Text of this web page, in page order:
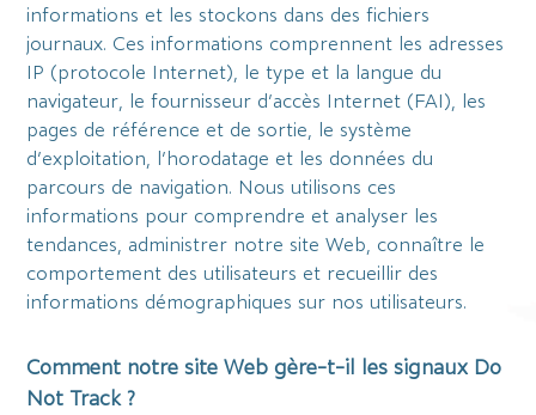
informations et les stockons dans des fichiers
journaux. Ces informations comprennent les adresses
IP (protocole Internet), le type et la langue du
navigateur, le fournisseur d’accès Internet (FAI), les
pages de référence et de sortie, le système
d’exploitation, l’horodatage et les données du
parcours de navigation. Nous utilisons ces
informations pour comprendre et analyser les
tendances, administrer notre site Web, connaître le
comportement des utilisateurs et recueillir des
informations démographiques sur nos utilisateurs.
Comment notre site Web gère-t-il les signaux Do
Not Track ?